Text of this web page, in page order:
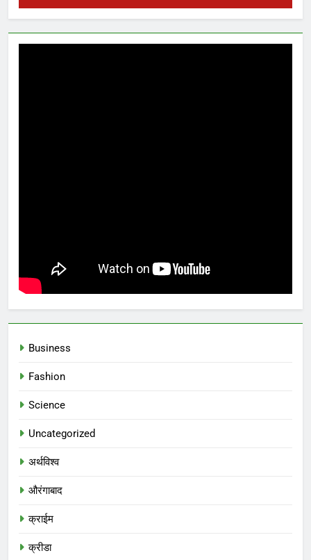
Business
Fashion
Science
Uncategorized
अर्थविश्व
औरंगाबाद
क्राईम
क्रीडा